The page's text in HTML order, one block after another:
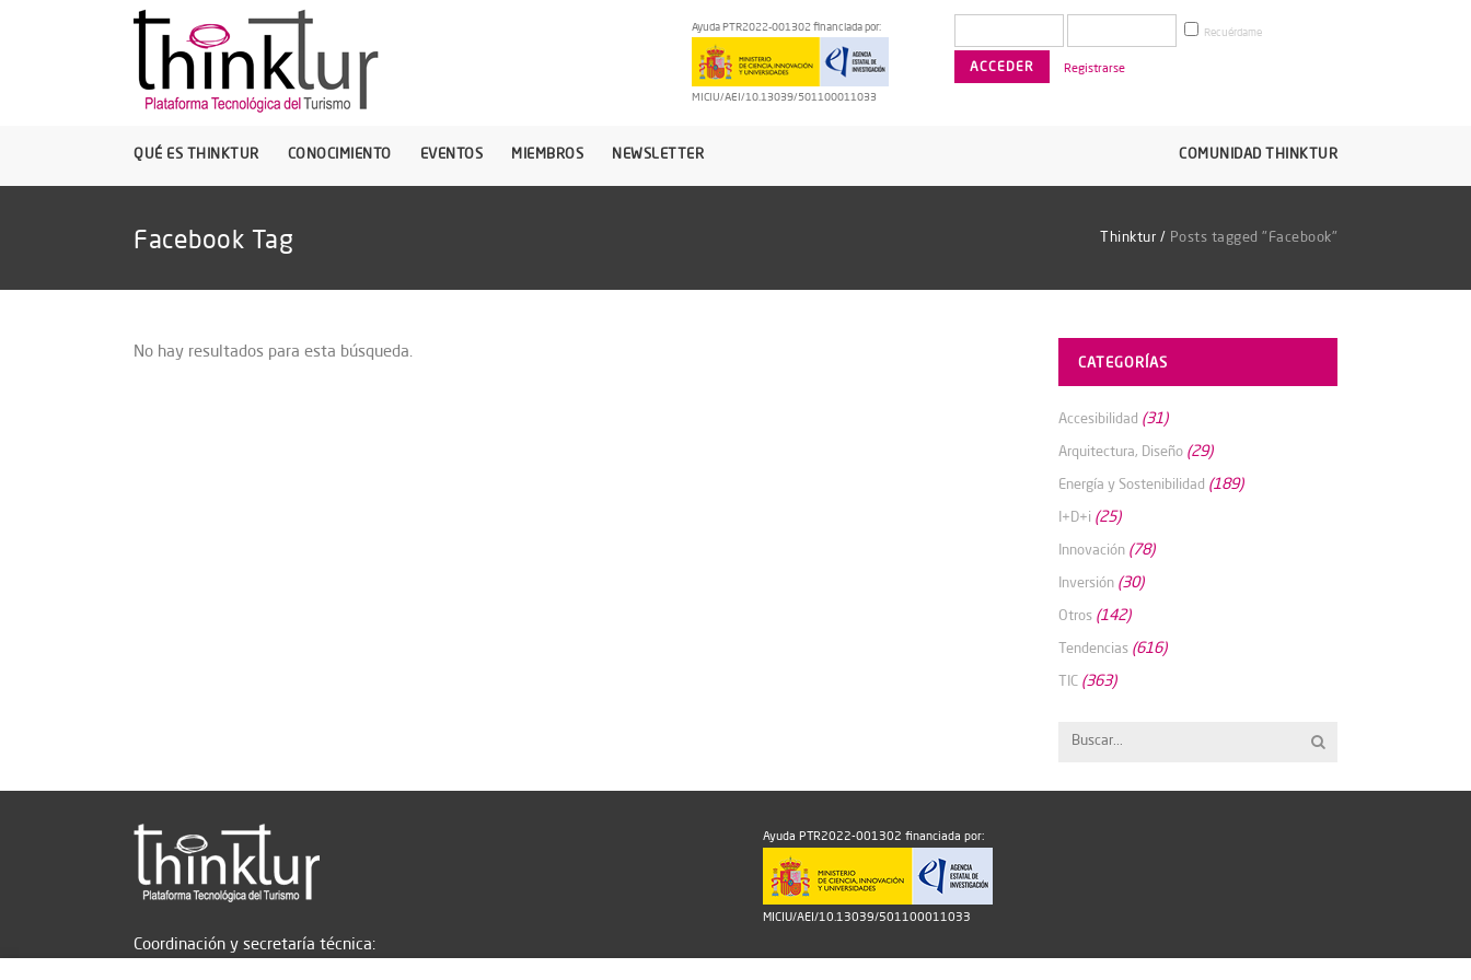
Ayuda PTR2022-001302 financiada por:
MICIU/AEI/10.13039/501100011033
Recuérdame
Registrarse
QUÉ ES THINKTUR CONOCIMIENTO EVENTOS MIEMBROS NEWSLETTER COMUNIDAD THINKTUR
Facebook Tag Thinktur / Posts tagged "Facebook"
No hay resultados para esta búsqueda.
CATEGORÍAS
Accesibilidad (31)
Arquitectura, Diseño (29)
Energía y Sostenibilidad (189)
I+D+i (25)
Innovación (78)
Inversión (30)
Otros (142)
Tendencias (616)
TIC (363)
Coordinación y secretaría técnica:
Ayuda PTR2022-001302 financiada por:
MICIU/AEI/10.13039/501100011033